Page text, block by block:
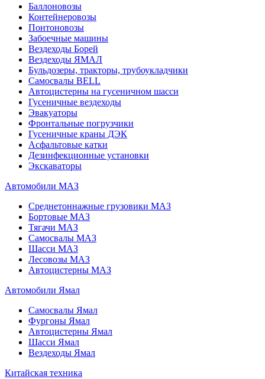
Баллоновозы
Контейнеровозы
Понтоновозы
Забоечные машины
Вездеходы Борей
Вездеходы ЯМАЛ
Бульдозеры, тракторы, трубоукладчики
Самосвалы BELL
Автоцистерны на гусеничном шасси
Гусеничные вездеходы
Эвакуаторы
Фронтальные погрузчики
Гусеничные краны ДЭК
Асфальтовые катки
Дезинфекционные установки
Экскаваторы
Автомобили МАЗ
Среднетоннажные грузовики МАЗ
Бортовые МАЗ
Тягачи МАЗ
Самосвалы МАЗ
Шасси МАЗ
Лесовозы МАЗ
Автоцистерны МАЗ
Автомобили Ямал
Самосвалы Ямал
Фургоны Ямал
Автоцистерны Ямал
Шасси Ямал
Вездеходы Ямал
Китайская техника